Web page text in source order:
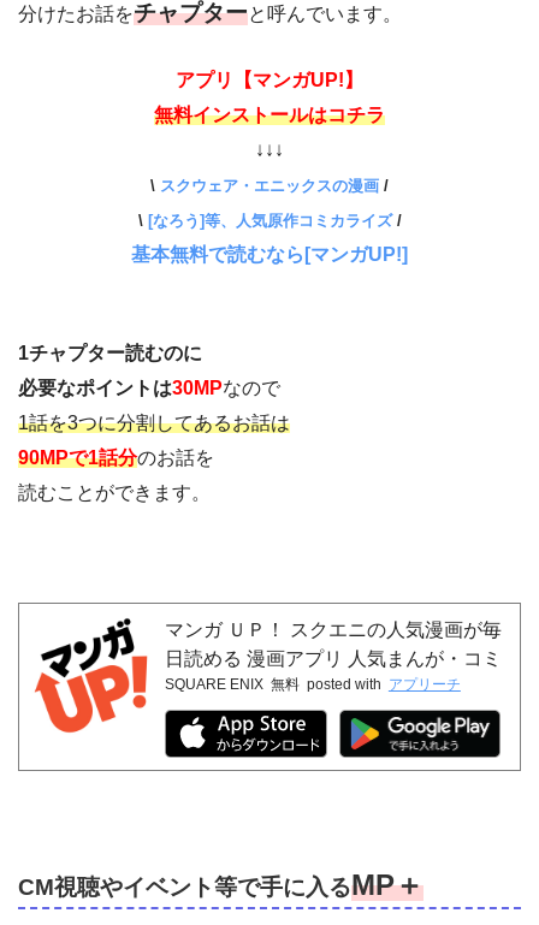
分けたお話をチャプターと呼んでいます。
アプリ【マンガUP!】
無料インストールはコチラ
↓↓↓
\ スクウェア・エニックスの漫画 /
\ [なろう]等、人気原作コミカライズ/
基本無料で読むなら[マンガUP!]
1チャプター読むのに
必要なポイントは30MPなので
1話を3つに分割してあるお話は
90MPで1話分のお話を
読むことができます。
マンガ ＵＰ！ スクエニの人気漫画が毎
日読める 漫画アプリ 人気まんが・コミ
ックが無料
SQUARE ENIX 無料 posted with アプリーチ
CM視聴やイベント等で手に入るMP＋